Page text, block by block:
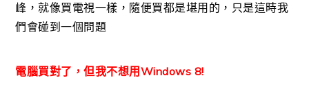
峰，就像買電視一樣，隨便買都是堪用的，只是這時我
們會碰到一個問題
電腦買對了，但我不想用Windows 8!